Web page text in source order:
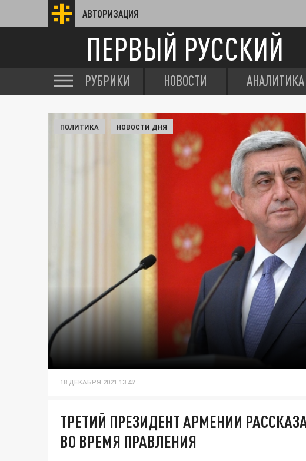
АВТОРИЗАЦИЯ
ПЕРВЫЙ РУССКИЙ
РУБРИКИ НОВОСТИ АНАЛИТИКА
ПОЛИТИКА НОВОСТИ ДНЯ
18 ДЕКАБРЯ 2021 13:49
ТРЕТИЙ ПРЕЗИДЕНТ АРМЕНИИ
ВО ВРЕМЯ ПРАВЛЕНИЯ